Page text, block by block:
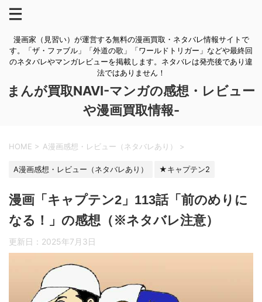
漫画家（見習い）が運営する無料の漫画買取・ネタバレ情報サイトで
す。「ザ・ファブル」「外道の歌」「ワールドトリガー」などや最終回
のネタバレやマンガレビューを掲載します。ネタバレは発売後であり違
法ではありません！
まんが買取NAVI-マンガの感想・レビュー
や漫画買取情報-
HOME > A漫画感想・レビュー（ネタバレあり） >
A漫画感想・レビュー（ネタバレあり） ★キャプテン2
漫画「キャプテン2」113話「前のめりに
なる！」の感想（※ネタバレ注意）
更新日： 2025年7月3日